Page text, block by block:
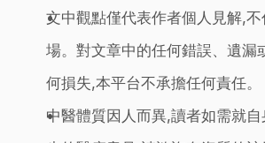
文中觀點僅代表作者個人見解,
場。對文章中的任何錯誤、遺漏
何損失,本平台不承擔任何責任。
中醫體質因人而異,讀者如需就